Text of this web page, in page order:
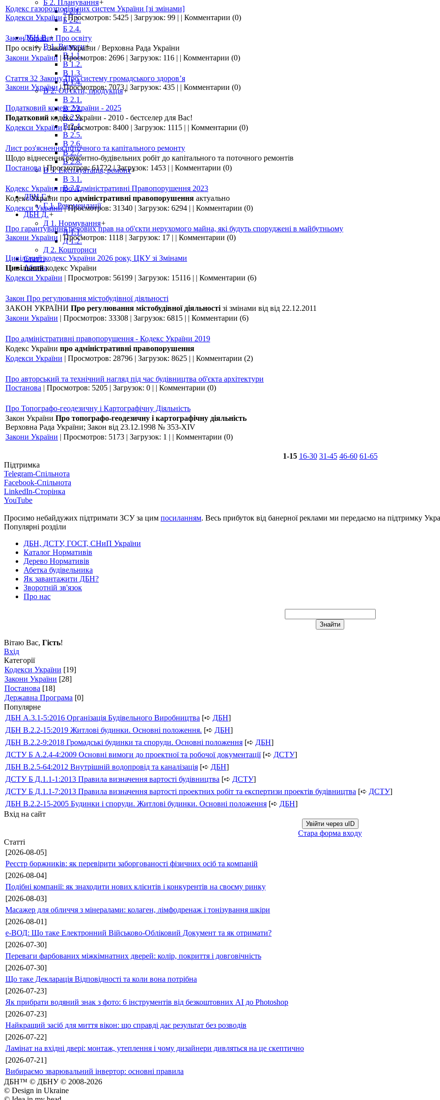
Б 2. Планування+
Б 2.1.
Б 2.2.
Б 2.4.
ДБН В.+
В 1. Вимоги+
В 1.1.
В 1.2.
В 1.3.
В 1.4.
В 2. Об'єкти, продукція+
В 2.1.
В 2.2.
В 2.3.
В 2.4.
В 2.5.
В 2.6.
В 2.7.
В 2.8.
В 3. Експлуатація, ремонт+
В 3.1.
В 3.2.
ДБН Г.+
Г 1. Рекомендації
ДБН Д.+
Д 1. Нормування+
Д 1.1.
Д 1.2.
Д 2. Кошториси
Статті
Абетка
Кодекс газорозподільних систем України [зі змінами]
Кодекси України|Просмотров: 5425 | Загрузок: 99 | | Комментарии (0)
Закон України Про освіту
Про освіту : Закон України / Верховна Рада України
Закони України |Просмотров: 2696 | Загрузок: 116 | | Комментарии (0)
Стаття 32 Закону Про систему громадського здоров’я
Закони України|Просмотров: 7073| Загрузок: 435 | | Комментарии (0)
Податковий кодекс України - 2025
Податковий кодекс України - 2010 - бестселер для Вас!
Кодекси України|Просмотров: 8400 | Загрузок: 1115 | | Комментарии (0)
Лист роз'яснення поточного та капітального ремонту
Щодо віднесення ремонтно-будівельних робіт до капітального та поточного ремонтів
Постанова |Просмотров: 61722|Загрузок: 1453 | | Комментарии (0)
Кодекс України про Адміністративні Правопорушення 2023
Кодекс України про адміністративні правопорушення актуально
Кодекси України|Просмотров: 31340 | Загрузок: 6294 | | Комментарии (0)
Про гарантування речових прав на об'єкти нерухомого майна, які будуть споруджені в майбутньому
Закони України |Просмотров: 1118 | Загрузок: 17 | | Комментарии (0)
Цивільний кодекс України 2026 року, ЦКУ зі Змінами
Цивільнийкодекс України
Кодекси України | Просмотров: 56199 | Загрузок: 15116 | | Комментарии (6)
Закон Про регулювання містобудівної діяльності
ЗАКОН УКРАЇНИ Про регулювання містобудівної діяльності зі змінами від від 22.12.2011
Закони України | Просмотров: 33308 | Загрузок: 6815 | | Комментарии (6)
Про адміністративні правопорушення - Кодекс України 2019
Кодекс України про адміністративні правопорушення
Кодекси України | Просмотров: 28796 | Загрузок: 8625 | | Комментарии (2)
Про авторський та технічний нагляд під час будівництва об'єкта архітектури
Постанова | Просмотров: 5205 | Загрузок: 0 | | Комментарии (0)
Про Топографо-геодезичну і Картографічну Діяльність
Закон України Про топографо-геодезичну і картографічну діяльність
Верховна Рада України; Закон від 23.12.1998 № 353-XIV
Закони України | Просмотров: 5173 | Загрузок: 1 | | Комментарии (0)
1-15 16-30 31-45 46-60 61-65
Підтримка
Telegram-Спільнота
Facebook-Спільнота
LinkedIn-Сторінка
YouTube
Просимо небайдужих підтримати ЗСУ за цим посиланням. Весь прибуток від банерної реклами ми передаємо на підтримку
Популярні розділи
ДБН, ДСТУ, ГОСТ, СНиП України
Каталог Нормативів
Дерево Нормативів
Абетка будівельника
Як завантажити ДБН?
Зворотній зв'язок
Про нас
Вітаю Вас, Гість!
Вхід
Категорії
Кодекси України [19]
Закони України [28]
Постанова [18]
Державна Програма [0]
Популярне
ДБН А.3.1-5:2016 Організація Будівельного Виробництва [➪ ДБН]
ДБН В.2.2-15:2019 Житлові будинки. Основні положення. [➪ ДБН]
ДБН В.2.2-9:2018 Громадські будинки та споруди. Основні положення [➪ ДБН]
ДСТУ Б А.2.4-4:2009 Основні вимоги до проектної та робочої документації[➪ ДСТУ]
ДБН В.2.5-64:2012 Внутрішній водопровід та каналізація [➪ ДБН]
ДСТУ Б Д.1.1-1:2013 Правила визначення вартості будівництва [➪ ДСТУ]
ДСТУ Б Д.1.1-7:2013 Правила визначення вартості проектних робіт та експертизи проектів будівництва [➪ ДСТУ]
ДБН В.2.2-15-2005 Будинки і споруди. Житлові будинки. Основні положення [➪ ДБН]
Вхід на сайт
Увійти через uID
Стара форма входу
Статті
[2026-08-05]
Реєстр боржників: як перевірити заборгованості фізичних осіб та компаній
[2026-08-04]
Подібні компанії: як знаходити нових клієнтів і конкурентів на своєму ринку
[2026-08-03]
Масажер для обличчя з мінералами: колаген, лімфодренаж і тонізування шкіри
[2026-08-01]
е-ВОД: Що таке Електронний Військово-Обліковий Документ та як отримати?
[2026-07-30]
Переваги фарбованих міжкімнатних дверей: колір, покриття і довговічність
[2026-07-30]
Що таке Декларація Відповідності та коли вона потрібна
[2026-07-23]
Як прибрати водяний знак з фото: 6 інструментів від безкоштовних AI до Photoshop
[2026-07-23]
Найкращий засіб для миття вікон: що справді дає результат без розводів
[2026-07-22]
Ламінат на вхідні двері: монтаж, утеплення і чому дизайнери дивляться на це скептично
[2026-07-21]
Вибираємо зварювальний інвертор: основні правила
ДБН™ © ДБНУ © 2008-2026
© Design in Ukraine